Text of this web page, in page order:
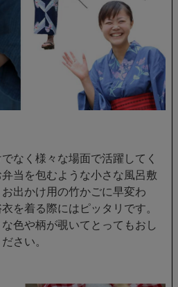
なく様々な場面で活躍してく
当を包むような小さな風呂敷
出かけ用の竹かごに早変わ
を着る際にはピッタリです。
色や柄が覗いてとってもおし
さい。